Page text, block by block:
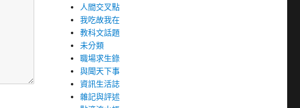
人間交叉點
我吃故我在
教科文話題
未分類
職場求生錄
與聞天下事
資訊生活誌
雜記與評述